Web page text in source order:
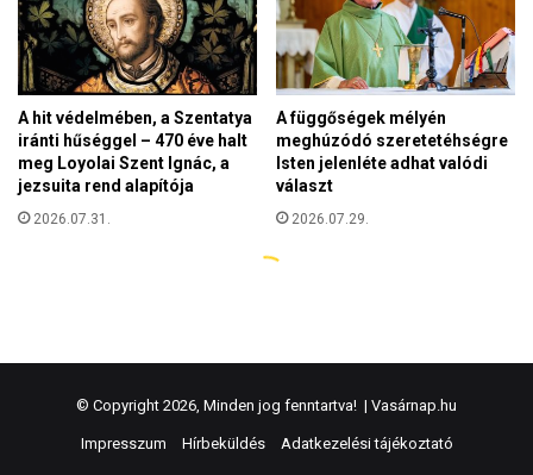
© Copyright 2026, Minden jog fenntartva! | Vasárnap.hu
Impresszum Hírbeküldés Adatkezelési tájékoztató